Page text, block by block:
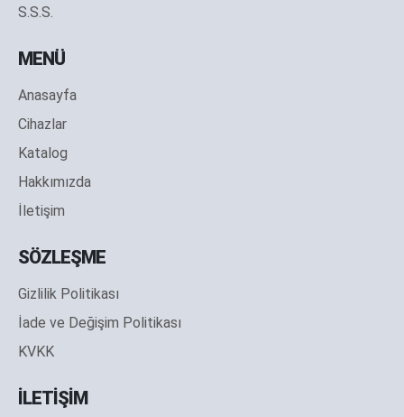
S.S.S.
MENÜ
Anasayfa
Cihazlar
Katalog
Hakkımızda
İletişim
SÖZLEŞME
Gizlilik Politikası
İade ve Değişim Politikası
KVKK
İLETİŞİM